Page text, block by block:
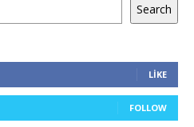
Search
LIKE
FOLLOW